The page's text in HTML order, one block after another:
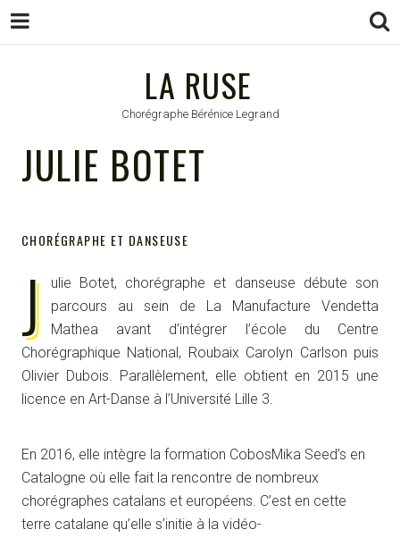
LA RUSE
Chorégraphe Bérénice Legrand
JULIE BOTET
CHORÉGRAPHE ET DANSEUSE
J
ulie Botet, chorégraphe et danseuse débute son
parcours au sein de La Manufacture Vendetta
Mathea avant d’intégrer l’école du Centre
Chorégraphique National, Roubaix Carolyn Carlson puis
Olivier Dubois. Parallèlement, elle obtient en 2015 une
licence en Art-Danse à l’Université Lille 3.
En 2016, elle intègre la formation CobosMika Seed’s en
Catalogne où elle fait la rencontre de nombreux
chorégraphes catalans et européens. C’est en cette
terre catalane qu’elle s’initie à la vidéo-
LA RUSE